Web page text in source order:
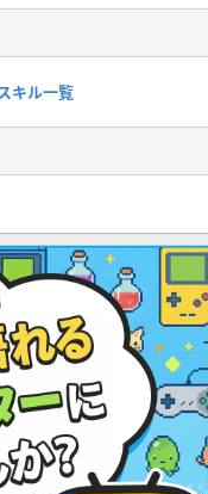
キル一覧